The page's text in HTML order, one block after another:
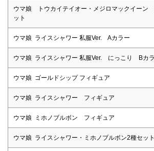
ウマ娘 トウカイテイオー・メジロマックイーン
ット
ウマ娘 ライスシャワー 私服Ver. Aカラー
ウマ娘 ライスシャワー 私服Ver. にっこり Bカ
ウマ娘 ゴールドシップ フィギュア
ウマ娘 ライスシャワー フィギュア
ウマ娘 ミホノブルボン フィギュア
ウマ娘 ライスシャワー・ミホノブルボン2種セット